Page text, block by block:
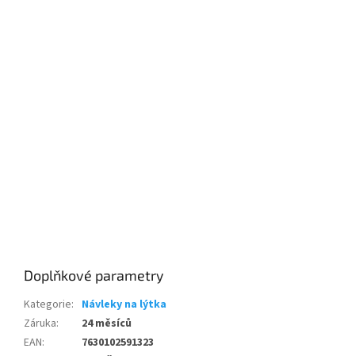
Doplňkové parametry
Kategorie: Návleky na lýtka
Záruka:
24 měsíců
EAN:
7630102591323